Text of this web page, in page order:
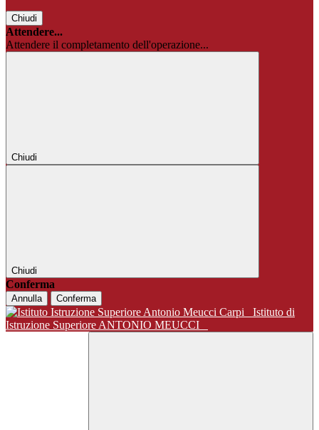
Chiudi
Attendere...
Attendere il completamento dell'operazione...
Chiudi
Chiudi
Conferma
Annulla Conferma
Istituto di
Istruzione Superiore ANTONIO MEUCCI